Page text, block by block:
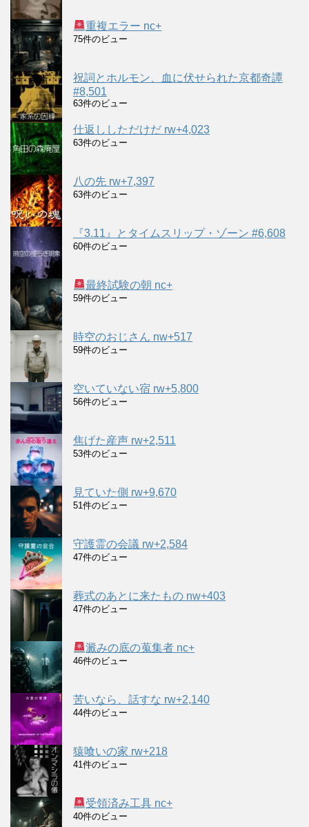
重複エラー nc+
75件のビュー
祝詞とホルモン、血に伏せられた京都奇譚
#8,501
63件のビュー
仕返ししただけだ rw+4,023
63件のビュー
八の先 rw+7,397
63件のビュー
『3.11』とタイムスリップ・ゾーン #6,608
60件のビュー
最終試験の朝 nc+
59件のビュー
時空のおじさん nw+517
59件のビュー
空いていない宿 rw+5,800
56件のビュー
焦げた産声 rw+2,511
53件のビュー
見ていた側 rw+9,670
51件のビュー
守護霊の会議 rw+2,584
47件のビュー
葬式のあとに来たもの nw+403
47件のビュー
澱みの底の蒐集者 nc+
46件のビュー
苦いなら、話すな rw+2,140
44件のビュー
猿喰いの家 rw+218
41件のビュー
受領済み工具 nc+
40件のビュー